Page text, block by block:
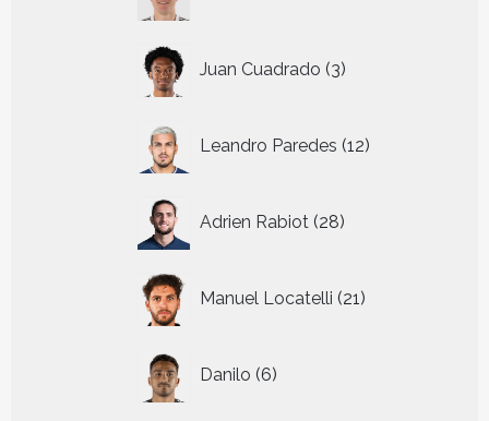
Juan Cuadrado 3
producten
Leandro Paredes 12
producten
Adrien Rabiot 28
producten
Manuel Locatelli 21
producten
Danilo 6
producten